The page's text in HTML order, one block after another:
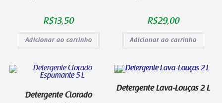
R$13,50
Adicionar ao carrinho
R$29,00
Adicionar ao carrinho
Detergente Clorado
Detergente Lava-Louças 2 L